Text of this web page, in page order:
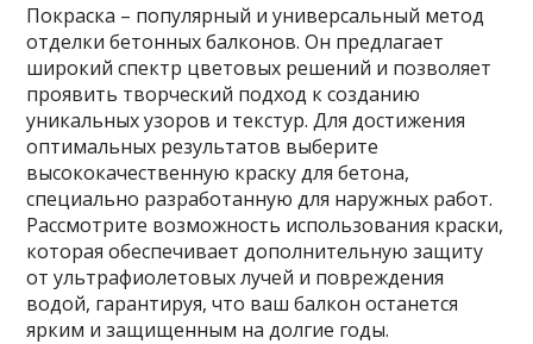
Покраска – популярный и универсальный метод
отделки бетонных балконов. Он предлагает
широкий спектр цветовых решений и позволяет
проявить творческий подход к созданию
уникальных узоров и текстур. Для достижения
оптимальных результатов выберите
высококачественную краску для бетона,
специально разработанную для наружных работ.
Рассмотрите возможность использования краски,
которая обеспечивает дополнительную защиту
от ультрафиолетовых лучей и повреждения
водой, гарантируя, что ваш балкон останется
ярким и защищенным на долгие годы.